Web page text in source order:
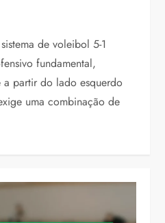
de voleibol 5-1
fundamental,
partir do lado esquerdo
uma combinação de